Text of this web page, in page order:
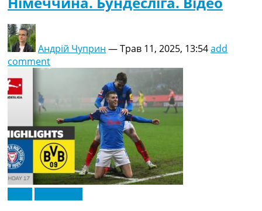
Андрій Чуприн —Трав 11, 2025, 13:54add
comment